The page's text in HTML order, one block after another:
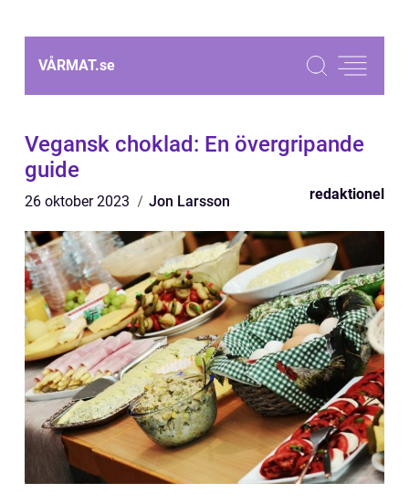
VÅRMAT.se
Vegansk choklad: En övergripande
guide
26 oktober 2023 Jon Larsson redaktionel